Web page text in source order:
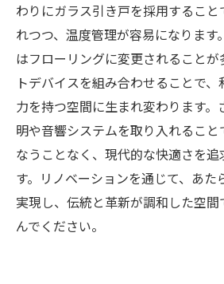
わりにガラス引き戸を採用するこ
れつつ、温度管理が容易になります
はフローリングに変更されること
トデバイスを組み合わせることで
力を持つ空間に生まれ変わります。
明や音響システムを取り入れるこ
なうことなく、現代的な快適さを
す。リノベーションを通じて、あた
実現し、伝統と革新が調和した空
んでください。